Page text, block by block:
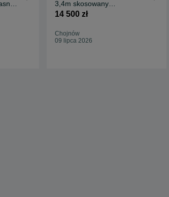
3,4m skosowany
hydrauliczny czołownica
14 500 zł
Chojnów
09 lipca 2026